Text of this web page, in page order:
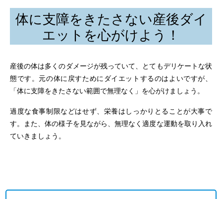
体に支障をきたさない産後ダイ
エットを心がけよう！
産後の体は多くのダメージが残っていて、とてもデリケートな状
態です。元の体に戻すためにダイエットするのはよいですが、
「体に支障をきたさない範囲で無理なく」を心がけましょう。
過度な食事制限などはせず、栄養はしっかりとることが大事で
す。また、体の様子を見ながら、無理なく適度な運動を取り入れ
ていきましょう。